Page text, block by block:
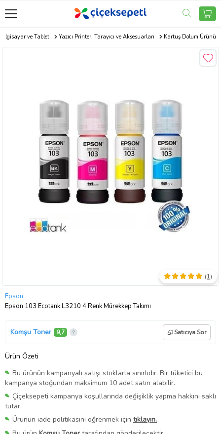
Bilgisayar ve Tablet Yazıcı Printer, Tarayıcı ve Aksesuarları Kartuş Dolum Ürünü
Epson
Epson 103 Ecotank L3210 4 Renk Mürekkep Takımı
(1)
Komşu Toner 9,7 Satıcıya Sor
Ürün Özeti
Bu ürünün kampanyalı satışı stoklarla sınırlıdır. Bir tüketici bu
kampanya stoğundan maksimum 10 adet satın alabilir.
Çiçeksepeti kampanya koşullarında değişiklik yapma hakkını saklı
tutar.
Ürünün iade politikasını öğrenmek için tıklayın.